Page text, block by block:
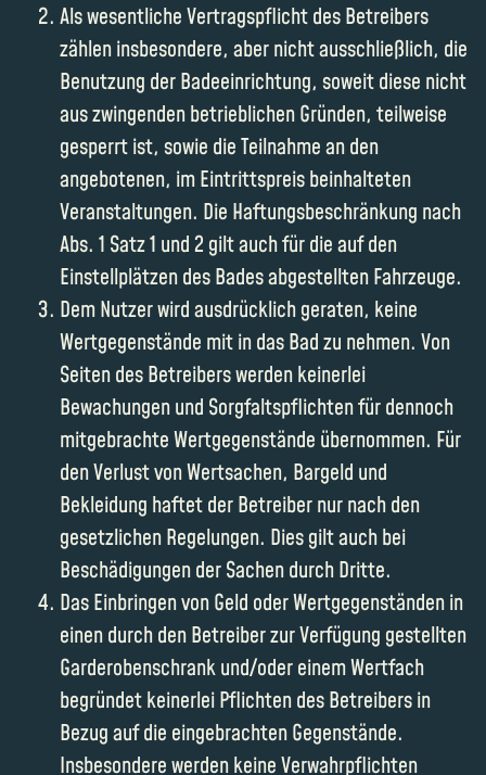
Als wesentliche Vertragspflicht des Betreibers
zählen insbesondere, aber nicht ausschließlich, die
Benutzung der Badeeinrichtung, soweit diese nicht
aus zwingenden betrieblichen Gründen, teilweise
gesperrt ist, sowie die Teilnahme an den
angebotenen, im Eintrittspreis beinhalteten
Veranstaltungen. Die Haftungsbeschränkung nach
Abs. 1 Satz 1 und 2 gilt auch für die auf den
Einstellplätzen des Bades abgestellten Fahrzeuge.
Dem Nutzer wird ausdrücklich geraten, keine
Wertgegenstände mit in das Bad zu nehmen. Von
Seiten des Betreibers werden keinerlei
Bewachungen und Sorgfaltspflichten für dennoch
mitgebrachte Wertgegenstände übernommen. Für
den Verlust von Wertsachen, Bargeld und
Bekleidung haftet der Betreiber nur nach den
gesetzlichen Regelungen. Dies gilt auch bei
Beschädigungen der Sachen durch Dritte.
Das Einbringen von Geld oder Wertgegenständen in
einen durch den Betreiber zur Verfügung gestellten
Garderobenschrank und/oder einem Wertfach
begründet keinerlei Pflichten des Betreibers in
Bezug auf die eingebrachten Gegenstände.
Insbesondere werden keine Verwahrpflichten